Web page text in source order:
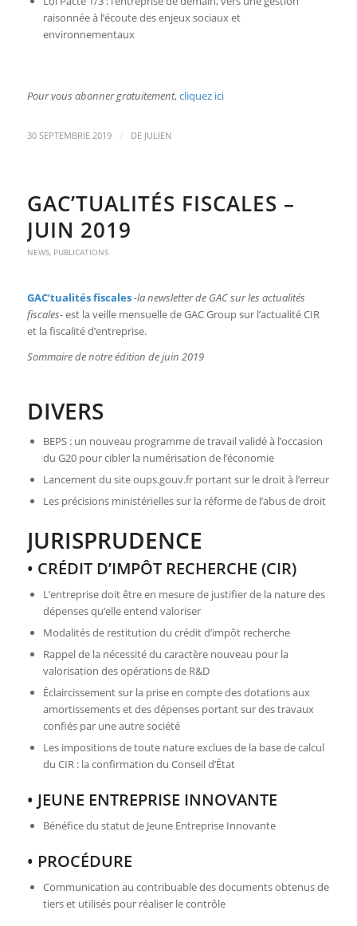
raisonnée à l’écoute des enjeux sociaux et
environnementaux
Pour vous abonner gratuitement,cliquez ici
30 SEPTEMBRIE 2019 / DE JULIEN
GAC’TUALITÉS FISCALES –
JUIN 2019
NEWS, PUBLICATIONS
GAC’tualités fiscales-la newsletter de GAC sur les actualités
fiscales-est la veille mensuelle de GAC Group sur l’actualité CIR
et la fiscalité d’entreprise.
Sommaire de notre édition de juin 2019
DIVERS
BEPS : un nouveau programme de travail validé à l’occasion
du G20 pour cibler la numérisation de l’économie
Lancement du site oups.gouv.fr portant sur le droit à l’erreur
Les précisions ministérielles sur la réforme de l’abus de droit
JURISPRUDENCE
• CRÉDIT D’IMPÔT RECHERCHE (CIR)
L’entreprise doit être en mesure de justifier de la nature des
dépenses qu’elle entend valoriser
Modalités de restitution du crédit d’impôt recherche
Rappel de la nécessité du caractère nouveau pour la
valorisation des opérations de R&D
Éclaircissement sur la prise en compte des dotations aux
amortissements et des dépenses portant sur des travaux
confiés par une autre société
Les impositions de toute nature exclues de la base de calcul
du CIR : la confirmation du Conseil d’État
• JEUNE ENTREPRISE INNOVANTE
Bénéfice du statut de Jeune Entreprise Innovante
• PROCÉDURE
Communication au contribuable des documents obtenus de
tiers et utilisés pour réaliser le contrôle